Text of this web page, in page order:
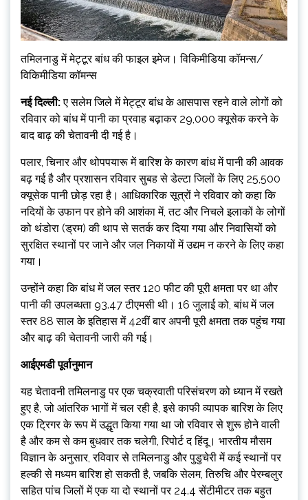
तमिलनाडु में मेट्टूर बांध की फाइल इमेज। विकिमीडिया कॉमन्स/
विकिमीडिया कॉमन्स
नई दिल्ली:ए सलेम जिले में मेट्टूर बांध के आसपास रहने वाले लोगों को
रविवार को बांध में पानी का प्रवाह बढ़ाकर 29,000 क्यूसेक करने के
बाद बाढ़ की चेतावनी दी गई है।
पलार, चिनार और थोपपयारू में बारिश के कारण बांध में पानी की आवक
बढ़ गई है और प्रशासन रविवार सुबह से डेल्टा जिलों के लिए 25,500
क्यूसेक पानी छोड़ रहा है। आधिकारिक सूत्रों ने रविवार को कहा कि
नदियों के उफान पर होने की आशंका में, तट और निचले इलाकों के लोगों
को थंडोरा (ड्रम) की थाप से सतर्क कर दिया गया और निवासियों को
सुरक्षित स्थानों पर जाने और जल निकायों में उद्यम न करने के लिए कहा
गया।
उन्होंने कहा कि बांध में जल स्तर 120 फीट की पूरी क्षमता पर था और
पानी की उपलब्धता 93.47 टीएमसी थी। 16 जुलाई को, बांध में जल
स्तर 88 साल के इतिहास में 42वीं बार अपनी पूरी क्षमता तक पहुंच गया
और बाढ़ की चेतावनी जारी की गई।
आईएमडी पूर्वानुमान
यह चेतावनी तमिलनाडु पर एक चक्रवाती परिसंचरण को ध्यान में रखते
हुए है, जो आंतरिक भागों में चल रही है, इसे काफी व्यापक बारिश के लिए
एक ट्रिगर के रूप में उद्धृत किया गया था जो रविवार से शुरू होने वाली
है और कम से कम बुधवार तक चलेगी, रिपोर्ट द हिंदू। भारतीय मौसम
विज्ञान के अनुसार, रविवार से तमिलनाडु और पुडुचेरी में कई स्थानों पर
हल्की से मध्यम बारिश हो सकती है, जबकि सेलम, तिरुचि और पेरम्बलुर
सहित पांच जिलों में एक या दो स्थानों पर 24.4 सेंटीमीटर तक बहुत